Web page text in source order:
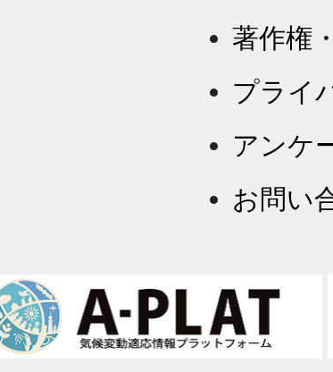
著作権
プライ
アンケ
お問い